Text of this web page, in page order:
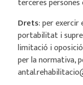
Drets: per exercir
portabilitat i
limitació i
per la normativa,